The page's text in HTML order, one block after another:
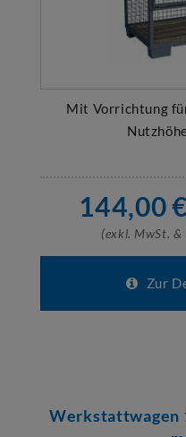
Mit Vorrichtung
144,00€
(exkl. MwSt. &
Zur
Werkstattwagen